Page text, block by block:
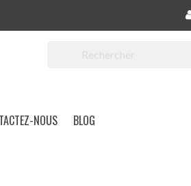
NOUS BLOG